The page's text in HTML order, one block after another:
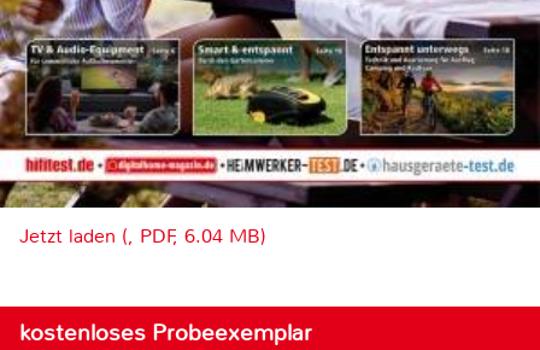
Jetzt laden (, PDF, 6.04 MB)
kostenloses Probeexemplar